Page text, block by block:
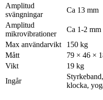
Amplitud
svängningar
Ca 13 mm
Amplitud
mikrovibrationer
Ca 1-2 mm
Max användarvikt
150 kg
Mått
79 × 46 ×
Vikt
19 kg
Ingår
klocka,